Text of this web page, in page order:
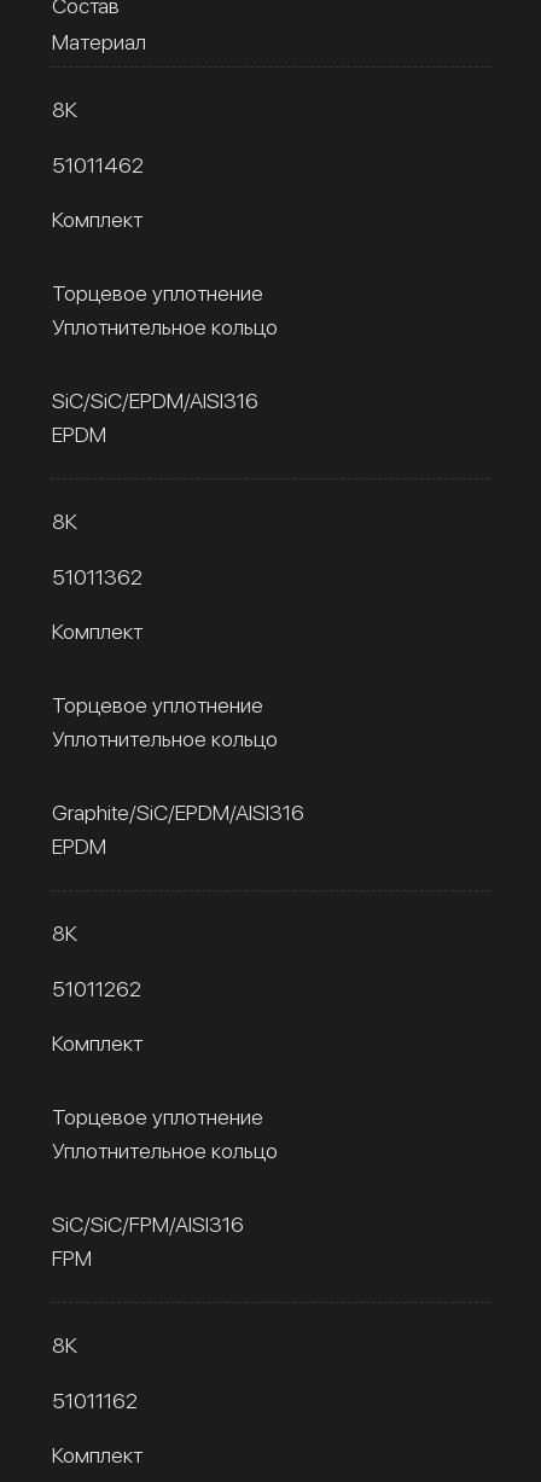
Материал
8К
51011462
Комплект
Торцевое уплотнение
Уплотнительное кольцо
SiC/SiC/EPDM/AISI316
EPDM
8К
51011362
Комплект
Торцевое уплотнение
Уплотнительное кольцо
Graphite/SiC/EPDM/AISI316
EPDM
8К
51011262
Комплект
Торцевое уплотнение
Уплотнительное кольцо
SiC/SiC/FPM/AISI316
FPM
8К
51011162
Комплект